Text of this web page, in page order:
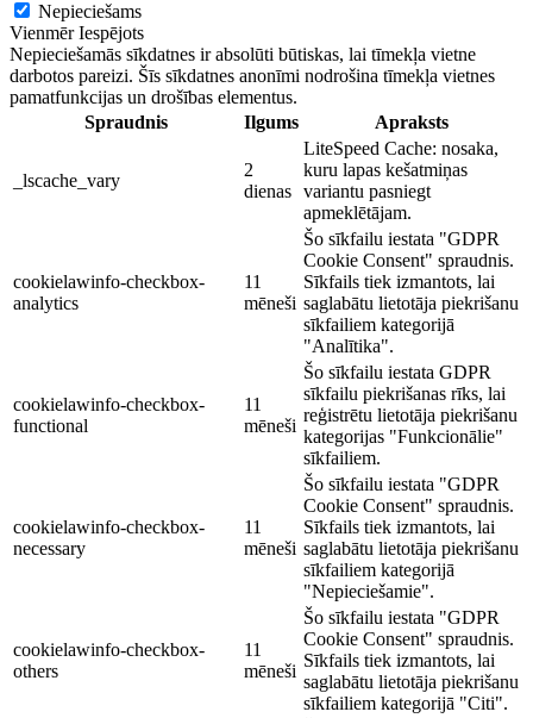
Nepieciešams
Vienmēr Iespējots
Nepieciešamās sīkdatnes ir absolūti būtiskas, lai tīmekļa vietne
darbotos pareizi. Šīs sīkdatnes anonīmi nodrošina tīmekļa vietnes
pamatfunkcijas un drošības elementus.
Spraudnis
Ilgums Apraksts
_lscache_vary
2
dienas
LiteSpeed Cache: nosaka,
kuru lapas kešatmiņas
variantu pasniegt
apmeklētājam.
cookielawinfo-checkbox-
analytics
11
mēneši
Šo sīkfailu iestata "GDPR
Cookie Consent" spraudnis.
Sīkfails tiek izmantots, lai
saglabātu lietotāja piekrišanu
sīkfailiem kategorijā
"Analītika".
cookielawinfo-checkbox-
functional
11
mēneši
Šo sīkfailu iestata GDPR
sīkfailu piekrišanas rīks, lai
reģistrētu lietotāja piekrišanu
kategorijas "Funkcionālie"
sīkfailiem.
cookielawinfo-checkbox-
necessary
11
mēneši
Šo sīkfailu iestata "GDPR
Cookie Consent" spraudnis.
Sīkfails tiek izmantots, lai
saglabātu lietotāja piekrišanu
sīkfailiem kategorijā
"Nepieciešamie".
cookielawinfo-checkbox-
others
11
mēneši
Šo sīkfailu iestata "GDPR
Cookie Consent" spraudnis.
Sīkfails tiek izmantots, lai
saglabātu lietotāja piekrišanu
sīkfailiem kategorijā "Citi".